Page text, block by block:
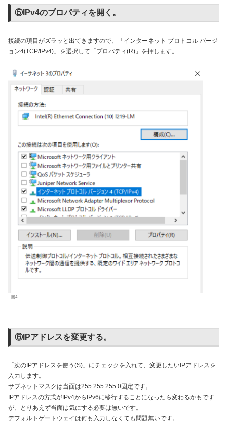
⑤IPv4のプロパティを開く。
接続の項目がズラッと出てきますので、「インターネット プロトコル バージ
ョン4(TCP/IPv4)」を選択して「プロパティ(R)」を押します。
図4
⑥IPアドレスを変更する。
「次のIPアドレスを使う(S)」にチェックを入れて、変更したいIPアドレスを
入力します。
サブネットマスクは当面は255.255.255.0固定です。
IPアドレスの方式がIPv4からIPv6に移行することになったら変わるかもです
が、とりあえず当面は気にする必要は無いです。
デフォルトゲートウェイは何も入力しなくても問題無いです。